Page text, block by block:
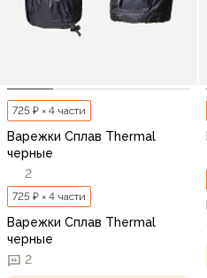
725 ₽ × 4 части
Варежки Сплав Thermal
черные
2
725 ₽ × 4 части
Варежки Сплав Thermal
черные
2